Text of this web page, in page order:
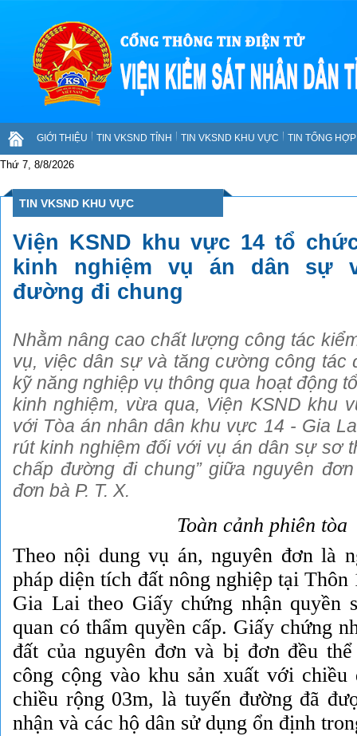
GIỚI THIỆU TIN VKSND TỈNH TIN VKSND KHU VỰC TIN TỔNG
Thứ 7, 8/8/2026
TIN VKSND KHU VỰC
Viện KSND khu vực 14 tổ
kinh nghiệm vụ án dân sự
đường đi chung
Nhằm nâng cao chất lượng công tác
vụ, việc dân sự và tăng cường công tác
kỹ năng nghiệp vụ thông qua hoạt động
kinh nghiệm, vừa qua, Viện KSND khu
với Tòa án nhân dân khu vực 14 - Gia
rút kinh nghiệm đối với vụ án dân sự sơ
chấp đường đi chung” giữa nguyên
đơn bà P. T. X.
Toàn cảnh phiên tòa
Theo nội dung vụ án, nguyên đơn là
pháp diện tích đất nông nghiệp tại
Gia Lai theo Giấy chứng nhận quyền
quan có thẩm quyền cấp. Giấy chứng
đất của nguyên đơn và bị đơn đều
công cộng vào khu sản xuất với chiều
chiều rộng 03m, là tuyến đường đã
nhận và các hộ dân sử dụng ổn định